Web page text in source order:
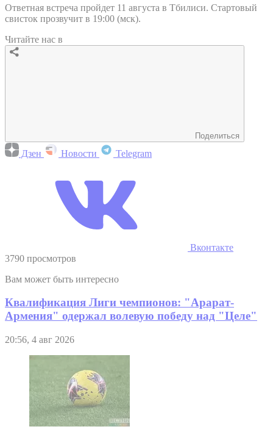
Ответная встреча пройдет 11 августа в Тбилиси. Стартовый
свисток прозвучит в 19:00 (мск).
Читайте нас в
Поделиться
Дзен Новости Telegram
Вконтакте
3790 просмотров
Вам может быть интересно
Квалификация Лиги чемпионов: "Арарат-
Армения" одержал волевую победу над "Целе"
20:56, 4 авг 2026